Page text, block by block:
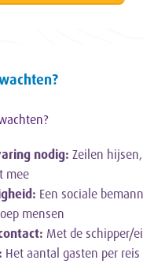
nodig: Zeilen
mee
Een sociale
mensen
Met de schipper/
Het aantal gasten per